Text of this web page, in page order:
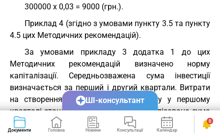
300000 х 0,03 = 9000 (грн.).
Приклад 4 (згідно з умовами пункту 3.5 та пункту
4.5 цих Методичних рекомендацій).
За умовами прикладу 3 додатка 1 до цих
Методичних рекомендацій визначено норму
капіталізації. Середньозважена сума інвестиції
визначається за перший і другий квартали. Витрати
на створення кваліфікаційного активу у першому
кварталі становили 210000 грн., капіталізована сума
фінансових витрат становила 10000 гривень.
Документи Головна Новини Консультації Календар Сервіси
0
ШІ-консультант